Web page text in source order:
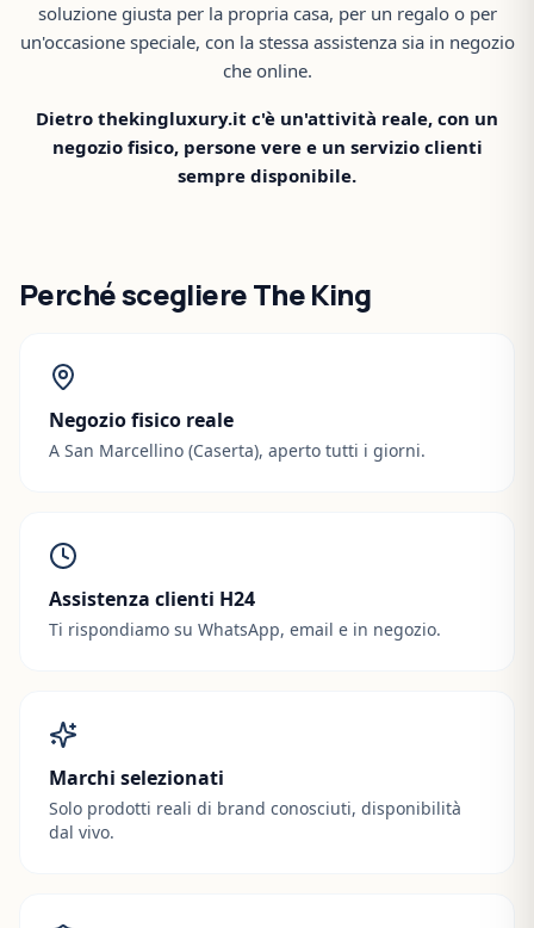
soluzione giusta per la propria casa, per un regalo o per
un'occasione speciale, con la stessa assistenza sia in negozio
che online.
Dietro thekingluxury.it c'è un'attività reale, con un
negozio fisico, persone vere e un servizio clienti
sempre disponibile.
Perché scegliere The King
Negozio fisico reale
A San Marcellino (Caserta), aperto tutti i giorni.
Assistenza clienti H24
Ti rispondiamo su WhatsApp, email e in negozio.
Marchi selezionati
Solo prodotti reali di brand conosciuti, disponibilità
dal vivo.